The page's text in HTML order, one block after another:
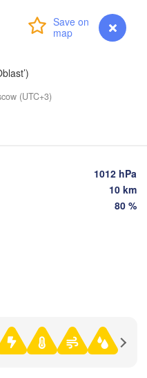
myVentusky Forecast
(UTC+3)
1012 hPa
10 km
80 %